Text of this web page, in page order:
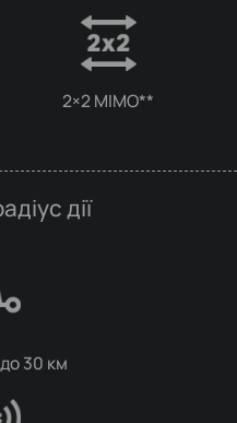
2×2 MIMO**
дії
30 км